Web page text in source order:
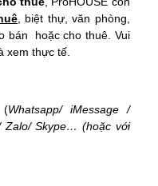
, biệt thự, văn phòng,
bán hoặc cho thuê. Vui
xem thực tế.
(Whatsapp/iMessage/
Zalo/ Skype… (hoặc với